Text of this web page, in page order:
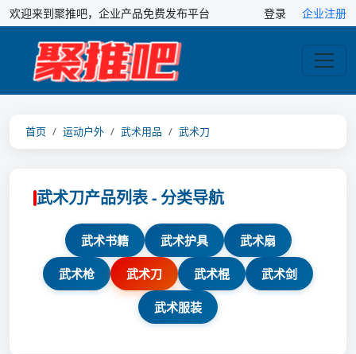
欢迎来到聚推吧，企业产品免费发布平台 登录 企业注册
首页 运动户外 武术用品 武术刀
武术刀产品列表 - 分类导航
武术书籍 武术护具 武术扇
武术枪 武术刀 武术棍 武术剑
武术服装